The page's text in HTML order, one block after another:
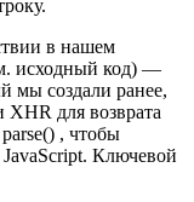
в нашем
исходный код) —
мы создали ранее,
для возврата
, чтобы
JavaScript. Ключевой